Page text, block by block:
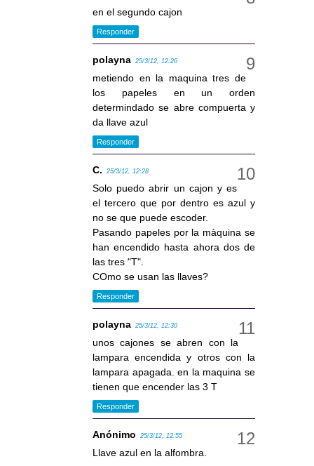
en el segundo cajon
Responder
polayna 25/3/12, 12:26
metiendo en la maquina tres de
los papeles en un orden
determindado se abre compuerta y
da llave azul
Responder
C. 25/3/12, 12:28
Solo puedo abrir un cajon y es
el tercero que por dentro es azul y
no se que puede escoder.
Pasando papeles por la màquina se
han encendido hasta ahora dos de
las tres "T".
COmo se usan las llaves?
Responder
polayna 25/3/12, 12:30
unos cajones se abren con la
lampara encendida y otros con la
lampara apagada. en la maquina se
tienen que encender las 3 T
Responder
Anónimo 25/3/12, 12:55
Llave azul en la alfombra.